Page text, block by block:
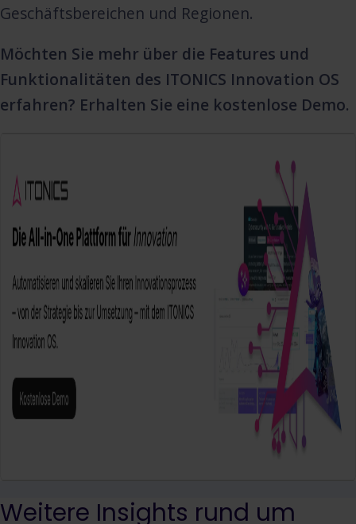
Geschäftsbereichen und Regionen.
Möchten Sie mehr über die Features und
Funktionalitäten des ITONICS Innovation OS
erfahren? Erhalten Sie eine kostenlose Demo.
Weitere Insights rund um